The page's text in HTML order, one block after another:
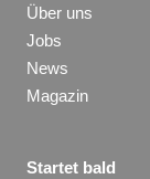
Über uns
Jobs
News
Magazin
Startet bald